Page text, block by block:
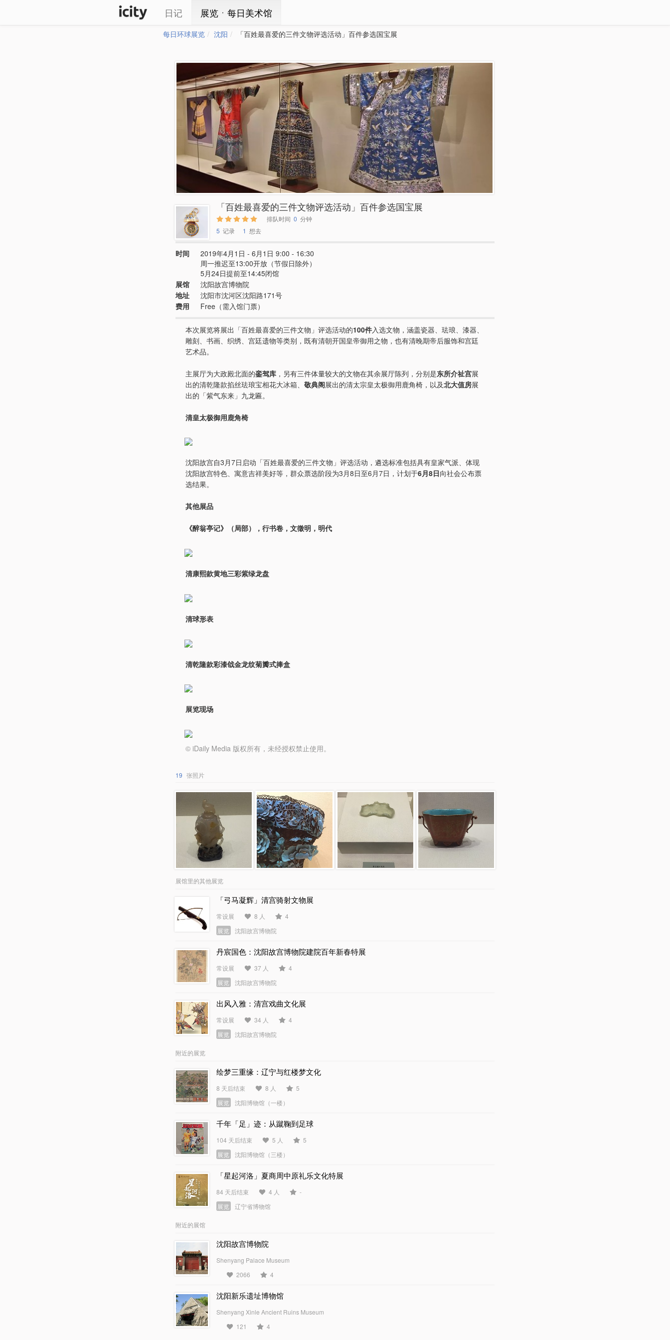
日记 展览ㆍ每日美术馆
每日环球展览 沈阳 「百姓最喜爱的三件文物评选活动」百件参选国宝展
「百姓最喜爱的三件文物评选活动」百件参选国宝展
排队时间 0 分钟
5 记录 1 想去
时间
2019年4月1日 - 6月1日 9:00 - 16:30
周一推迟至13:00开放（节假日除外）
5月24日提前至14:45闭馆
展馆
沈阳故宫博物院
地址
沈阳市沈河区沈阳路171号
费用
Free（需入馆门票）
本次展览将展出「百姓最喜爱的三件文物」评选活动的100件入选文物，涵盖瓷器、珐琅、漆器、
雕刻、书画、织绣、宫廷遗物等类别，既有清朝开国皇帝御用之物，也有清晚期帝后服饰和宫廷
艺术品。
主展厅为大政殿北面的銮驾库 ，另有三件体量较大的文物在其余展厅陈列，分别是东所介祉宫展
出的清乾隆款掐丝珐琅宝相花大冰箱、 敬典阁展出的清太宗皇太极御用鹿角椅，以及北大值房展
出的「紫气东来」九龙匾。
清皇太极御用鹿角椅
沈阳故宫自3月7日启动「百姓最喜爱的三件文物」评选活动，遴选标准包括具有皇家气派、体现
沈阳故宫特色、寓意吉祥美好等，群众票选阶段为3月8日至6月7日，计划于6月8日向社会公布票
选结果。
其他展品
《醉翁亭记》（局部），行书卷，文徵明，明代
清康熙款黄地三彩紫绿龙盘
清球形表
清乾隆款彩漆戗金龙纹菊瓣式捧盒
展览现场
© iDaily Media 版权所有，未经授权禁止使用。
19 张照片
展馆里的其他展览
「弓马凝辉」清宫骑射文物展
常设展 8 人
4
展览
沈阳故宫博物院
丹宸国色：沈阳故宫博物院建院百年新春特展
常设展 37 人
4
展览
沈阳故宫博物院
出风入雅：清宫戏曲文化展
常设展 34 人
4
展览
沈阳故宫博物院
附近的展览
绘梦三重缘：辽宁与红楼梦文化
8 天后结束 8 人
5
展览
沈阳博物馆（一楼）
千年「足」迹：从蹴鞠到足球
104 天后结束 5 人
5
展览
沈阳博物馆（三楼）
「星起河洛」夏商周中原礼乐文化特展
84 天后结束 4 人
-
展览
辽宁省博物馆
附近的展馆
沈阳故宫博物院
Shenyang Palace Museum
2066
4
沈阳新乐遗址博物馆
Shenyang Xinle Ancient Ruins Museum
121
4